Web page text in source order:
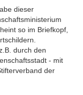
dieser
so im Briefkopf,
durch den
- mit
der